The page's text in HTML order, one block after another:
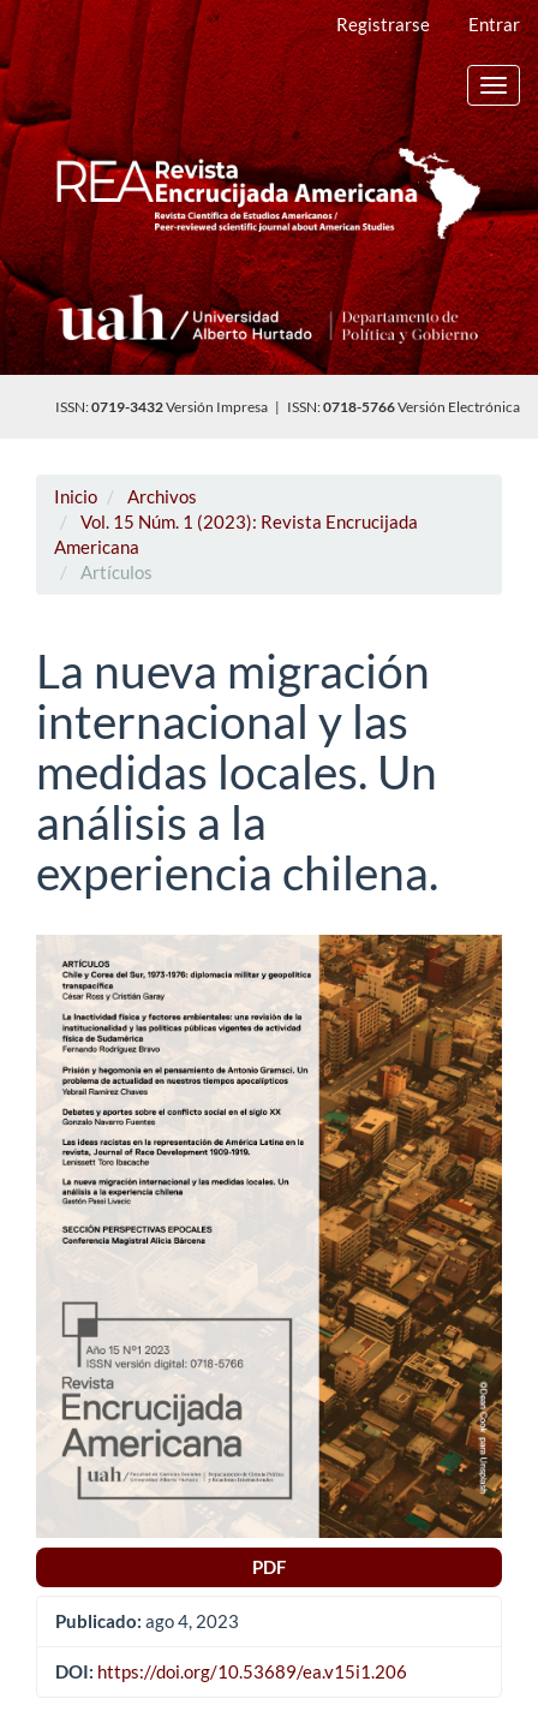
Navegación
principal
Contenido
principal
Barra
lateral
Registrarse Entrar
ISSN:0719-3432Versión Impresa | ISSN:0718-5766Versión Electrónica
Inicio
Archivos
Vol. 15 Núm. 1 (2023): Revista Encrucijada
Americana
Artículos
La nueva migración
internacional y las
medidas locales. Un
análisis a la
experiencia chilena.
Barra
lateral
del
artículo
PDF
Publicado: ago 4, 2023
DOI: https://doi.org/10.53689/ea.v15i1.206